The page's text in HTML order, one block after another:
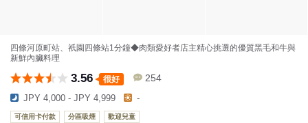
四條河原町站、祇園四條站1分鐘◆肉類愛好者店主精心挑選的優質黑毛和牛與
新鮮內臟料理
3.56 很好 254
JPY 4,000 - JPY 4,999 -
可信用卡付款 分區吸煙 歡迎兒童